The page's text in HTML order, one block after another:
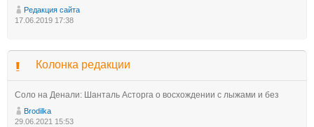
Редакция сайта
17.06.2019 17:38
Колонка редакции
Соло на Денали: Шанталь Асторга о восхождении с лыжами и без
Brodilka
29.06.2021 15:53